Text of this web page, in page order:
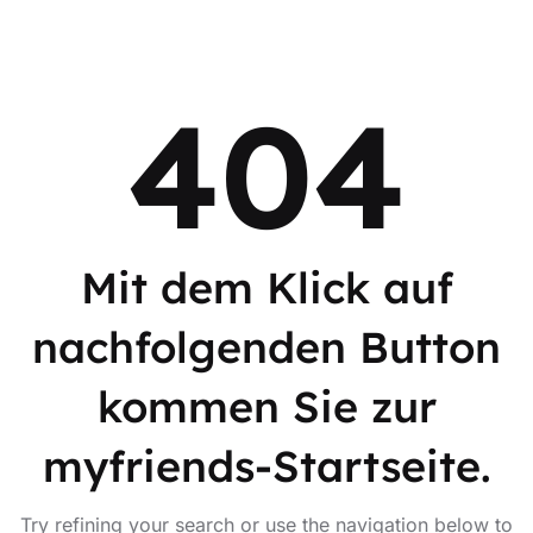
404
Mit dem Klick auf
nachfolgenden Button
kommen Sie zur
myfriends-Startseite.
Try refining your search or use the navigation below to